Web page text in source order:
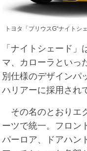
トヨタ「プリウスG“ナイトシ
「ナイトシェード
マ、カローラといっ
別仕様のデザインパ
ハリアーに採用され
その名のとおりエ
ーツで統一。フロン
パーロア、ドアハン